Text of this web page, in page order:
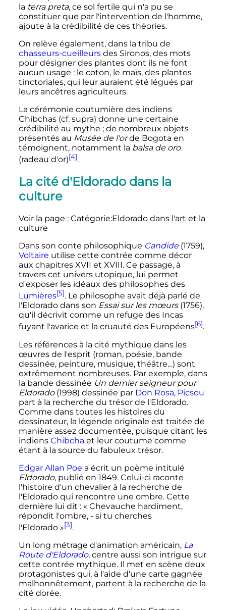
la terra preta, ce sol fertile qui n'a pu se
constituer que par l'intervention de l'homme,
ajoute à la crédibilité de ces théories.
On relève également, dans la tribu de
chasseurs-cueilleursdes Sironos, des mots
pour désigner des plantes dont ils ne font
aucun usage : le coton, le maïs, des plantes
tinctoriales, qui leur auraient été légués par
leurs ancêtres agriculteurs.
La cérémonie coutumière des indiens
Chibchas (cf. supra) donne une certaine
crédibilité au mythe ; de nombreux objets
présentés au Musée de l'orde Bogota en
témoignent, notamment la balsa de oro
(radeau d'or)[4].
La cité d'Eldorado dans la
culture
Voir la page : Catégorie:Eldorado dans l'art et la
culture
Dans son conte philosophique Candide(1759),
Voltaire utilise cette contrée comme décor
aux chapitres XVII et XVIII. Ce passage, à
travers cet univers utopique, lui permet
d'exposer les idéaux des philosophes des
Lumières[5]. Le philosophe avait déjà parlé de
l'Eldorado dans son Essai sur les mœurs(1756),
qu'il décrivit comme un refuge des Incas
fuyant l'avarice et la cruauté des Européens[6].
Les références à la cité mythique dans les
œuvres de l'esprit (roman, poésie, bande
dessinée, peinture, musique, théâtre…) sont
extrêmement nombreuses. Par exemple, dans
la bande dessinée Un dernier seigneur pour
Eldorado(1998) dessinée par Don Rosa, Picsou
part à la recherche du trésor de l'Eldorado.
Comme dans toutes les histoires du
dessinateur, la légende originale est traitée de
manière assez documentée, puisque citant les
indiens Chibcha et leur coutume comme
étant à la source du fabuleux trésor.
Edgar Allan Poe a écrit un poème intitulé
Eldorado, publié en 1849. Celui-ci raconte
l'histoire d'un chevalier à la recherche de
l'Eldorado qui rencontre une ombre. Cette
dernière lui dit : « Chevauche hardiment,
répondit l'ombre, - si tu cherches
l'Eldorado »[3].
Un long métrage d'animation américain, La
Route d'Eldorado, centre aussi son intrigue sur
cette contrée mythique. Il met en scène deux
protagonistes qui, à l'aide d'une carte gagnée
malhonnêtement, partent à la recherche de la
cité dorée.